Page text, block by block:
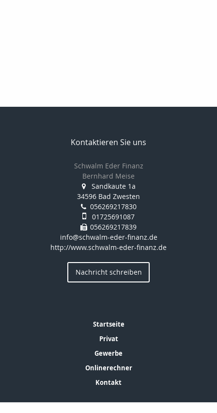
Kontaktieren Sie uns
Schwalm Eder Finanz
Bernhard Meise
Sandkaute 1a
34596 Bad Zwesten
056269217830
01725691087
056269217839
info@schwalm-eder-finanz.de
http://www.schwalm-eder-finanz.de
Nachricht schreiben
Startseite
Privat
Gewerbe
Onlinerechner
Kontakt